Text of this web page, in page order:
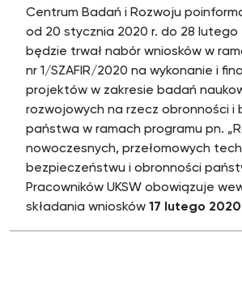
Centrum Badań i Rozwoju
od 20 stycznia 2020 r. do 28 lutego
będzie trwał nabór wniosków w
nr 1/SZAFIR/2020 na wykonanie i
projektów w zakresie badań
rozwojowych na rzecz obronności i
państwa w ramach programu pn.
nowoczesnych, przełomowych
bezpieczeństwu i obronności
Pracowników UKSW obowiązuje
składania wniosków 17 lutego 2020